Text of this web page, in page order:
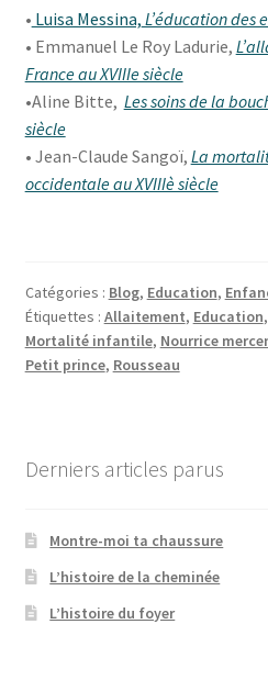
• Luisa Messina, L’éducation des
• Emmanuel Le Roy Ladurie,
France au XVIIIe siècle
•Aline Bitte, Les soins de la
siècle
• Jean-Claude Sangoï, La
occidentale au XVIIIè siècle
Catégories : Blog, Education,
Étiquettes : Allaitement, Education,
Mortalité infantile, Nourrice
Petit prince, Rousseau
Derniers articles parus
Montre-moi ta chaussure
L’histoire de la cheminée
L’histoire du foyer